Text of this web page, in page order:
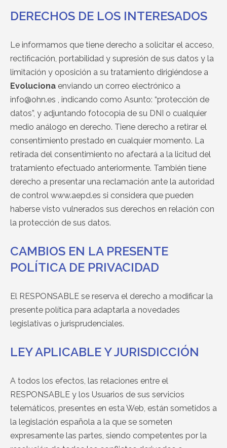
DERECHOS DE LOS INTERESADOS
Le informamos que tiene derecho a solicitar el acceso,
rectificación, portabilidad y supresión de sus datos y la
limitación y oposición a su tratamiento dirigiéndose a
Evoluciona enviando un correo electrónico a
info@ohn.es , indicando como Asunto: “protección de
datos”, y adjuntando fotocopia de su DNI o cualquier
medio análogo en derecho. Tiene derecho a retirar el
consentimiento prestado en cualquier momento. La
retirada del consentimiento no afectará a la licitud del
tratamiento efectuado anteriormente. También tiene
derecho a presentar una reclamación ante la autoridad
de control www.aepd.es si considera que pueden
haberse visto vulnerados sus derechos en relación con
la protección de sus datos.
CAMBIOS EN LA PRESENTE
POLÍTICA DE PRIVACIDAD
El RESPONSABLE se reserva el derecho a modificar la
presente política para adaptarla a novedades
legislativas o jurisprudenciales.
LEY APLICABLE Y JURISDICCIÓN
A todos los efectos, las relaciones entre el
RESPONSABLE y los Usuarios de sus servicios
telemáticos, presentes en esta Web, están sometidos a
la legislación española a la que se someten
expresamente las partes, siendo competentes por la